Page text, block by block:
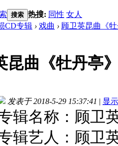
搜索 热搜: 同性 女人
CD专辑 › 戏曲 › 顾卫英昆曲《
昆曲《牡丹亭
发表于 2018-5-29 15:37:41 | 显
辑名称：顾卫
辑艺人：顾卫